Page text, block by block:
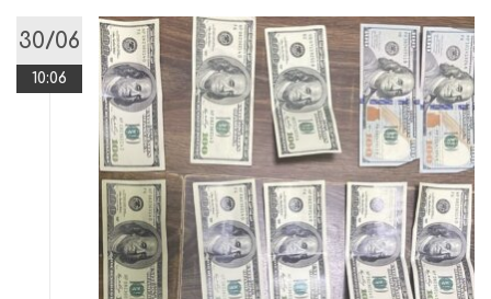
30/06
10:06